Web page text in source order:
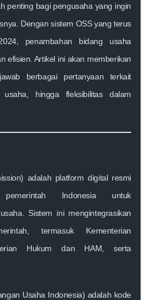
penting bagi pengusaha yang ingin
Dengan sistem OSS yang terus
penambahan bidang usaha
efisien. Artikel ini akan memberikan
berbagai pertanyaan terkait
hingga fleksibilitas dalam
adalah platform digital resmi
Indonesia untuk
Sistem ini mengintegrasikan
termasuk Kementerian
Hukum dan HAM, serta
Usaha Indonesia) adalah kode